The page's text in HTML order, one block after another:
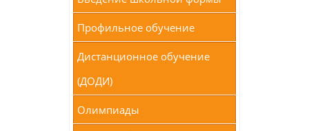
Профильное обучение
Дистанционное обучение
(ДОДИ)
Олимпиады